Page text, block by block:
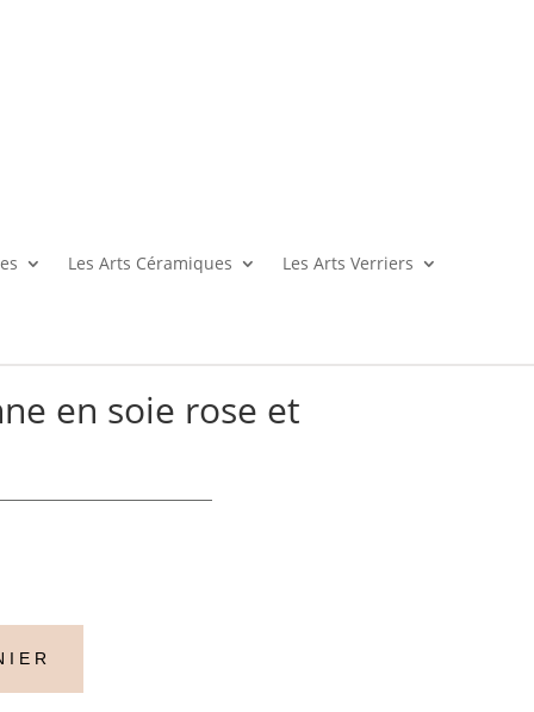
Les Arts Céramiques Les Arts Verriers
en soie rose et